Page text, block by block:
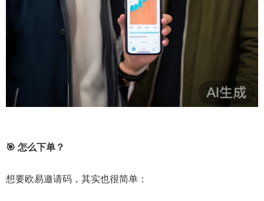
🎯 怎么下单？
想要欧易邀请码，其实也很简单：